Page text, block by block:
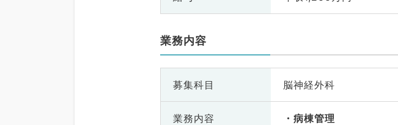
業務内容
募集科目 脳神経外科
業務内容
病棟管理